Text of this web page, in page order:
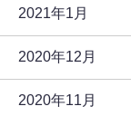
2021年1月
2020年12月
2020年11月